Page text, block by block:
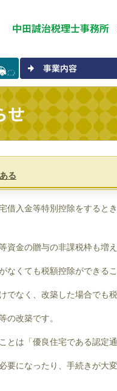
る
借入金等特別控除をすると
資金の贈与の非課税枠も増え
なくても税額控除ができるこ
でなく、改築した場合でも
の改築です。
とは「優良住宅である認定
要になったり、手続きが大